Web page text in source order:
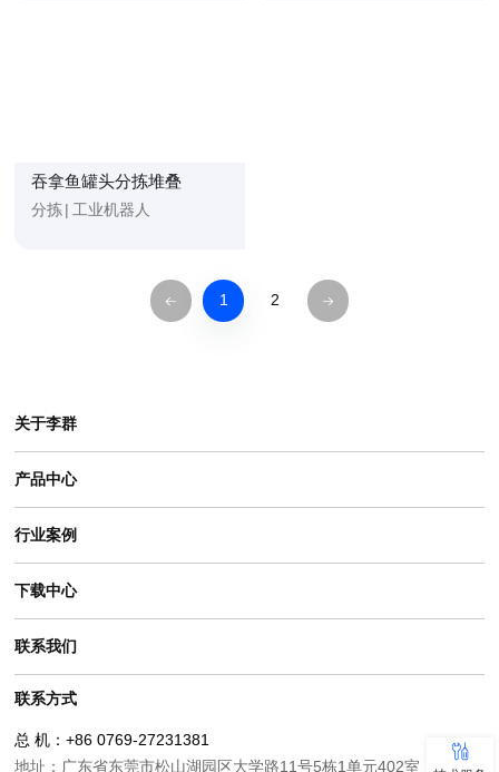
吞拿鱼罐头分拣堆叠
分拣 | 工业机器人
1 2
关于李群
产品中心
行业案例
下载中心
联系我们
联系方式
总 机：+86 0769-27231381
地址：广东省东莞市松山湖园区大学路11号5栋1单元402室